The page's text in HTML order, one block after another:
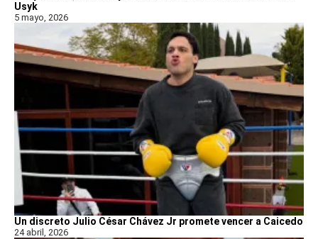
Usyk
5 mayo, 2026
Un discreto Julio César Chávez Jr promete vencer a Caicedo
24 abril, 2026